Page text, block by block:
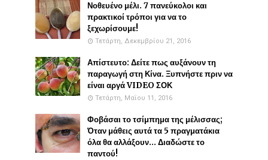
Νοθευένο μέλι. 7 πανεύκολοι και
πρακτικοί τρόποι για να το
ξεχωρίσουμε!
Τετάρτη, Δεκεμβρίου 21, 2016
Απίστευτο: Δείτε πως αυξάνουν τη
παραγωγή στη Κίνα. Ξυπνήστε πριν να
είναι αργά VIDEO ΣΟΚ
Τετάρτη, Μαΐου 11, 2016
Φοβάσαι το τσίμπημα της μέλισσας;
Όταν μάθεις αυτά τα 5 πραγματάκια
όλα θα αλλάξουν... Διαδώστε το
παντού!